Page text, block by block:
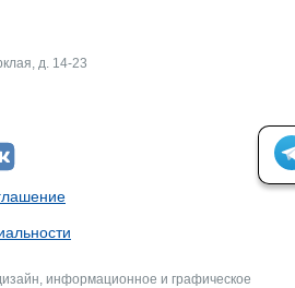
д. 14-23
информационное и графическое